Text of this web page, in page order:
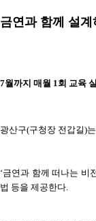
금연과 함께 설
7월까지 매월 1회 교육
광산구(구청장 전갑길)
‘금연과 함께 떠나는 비
법 등을 제공한다.